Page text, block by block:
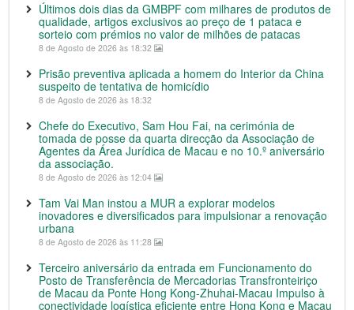
Últimos dois dias da GMBPF com milhares de produtos de
qualidade, artigos exclusivos ao preço de 1 pataca e
sorteio com prémios no valor de milhões de patacas
8 de Agosto de 2026 às 18:32
Prisão preventiva aplicada a homem do Interior da China
suspeito de tentativa de homicídio
8 de Agosto de 2026 às 18:32
Chefe do Executivo, Sam Hou Fai, na cerimónia de
tomada de posse da quarta direcção da Associação de
Agentes da Área Jurídica de Macau e no 10.º aniversário
da associação.
8 de Agosto de 2026 às 12:04
Tam Vai Man instou a MUR a explorar modelos
inovadores e diversificados para impulsionar a renovação
urbana
8 de Agosto de 2026 às 11:28
Terceiro aniversário da entrada em Funcionamento do
Posto de Transferência de Mercadorias Transfronteiriço
de Macau da Ponte Hong Kong-Zhuhai-Macau Impulso à
conectividade logística eficiente entre Hong Kong e Macau